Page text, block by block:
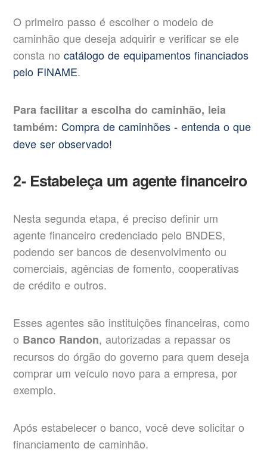
O primeiro passo é escolher o modelo de
caminhão que deseja adquirir e verificar se ele
consta nocatálogo de equipamentos financiados
pelo FINAME.
Para facilitar a escolha do caminhão, leia
também: Compra de caminhões - entenda o que
deve ser observado!
2- Estabeleça um agente financeiro
Nesta segunda etapa, é preciso definir um
agente financeiro credenciado pelo BNDES,
podendo ser bancos de desenvolvimento ou
comerciais, agências de fomento, cooperativas
de crédito e outros.
Esses agentes são instituições financeiras, como
o Banco Randon, autorizadas a repassar os
recursos do órgão do governo para quem deseja
comprar um veículo novo para a empresa, por
exemplo.
Após estabelecer o banco, você deve solicitar o
financiamento de caminhão.